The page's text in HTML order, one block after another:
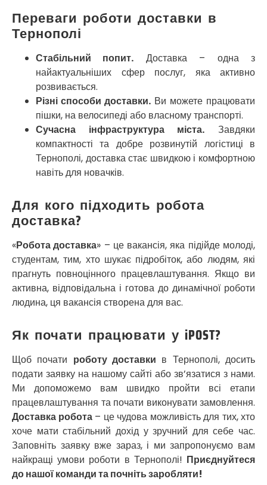
Переваги роботи доставки в
Тернополі
Стабільний попит. Доставка – одна з
найактуальніших сфер послуг, яка активно
розвивається.
Різні способи доставки. Ви можете працювати
пішки, на велосипеді або власному транспорті.
Сучасна інфраструктура міста. Завдяки
компактності та добре розвинутій логістиці в
Тернополі, доставка стає швидкою і комфортною
навіть для новачків.
Для кого підходить робота
доставка?
«Робота доставка» – це вакансія, яка підійде молоді,
студентам, тим, хто шукає підробіток, або людям, які
прагнуть повноцінного працевлаштування. Якщо ви
активна, відповідальна і готова до динамічної роботи
людина, ця вакансія створена для вас.
Як почати працювати у iPOST?
Щоб почати роботу доставки в Тернополі, досить
подати заявку на нашому сайті або зв’язатися з нами.
Ми допоможемо вам швидко пройти всі етапи
працевлаштування та почати виконувати замовлення.
Доставка робота– це чудова можливість для тих, хто
хоче мати стабільний дохід у зручний для себе час.
Заповніть заявку вже зараз, і ми запропонуємо вам
найкращі умови роботи в Тернополі! Приєднуйтеся
до нашої команди та почніть заробляти!
Погреби
Покров
Прилуки
Путивль
П’ятихатки
Роздільна
Решетилівка
Ромни
Рівне
Рудне
Щасливе
Шепетівка
Шостка
Шпола
Синельникове
Славута
Славутич
Слобожанське
Сміла
Сокільники
Старокостянтинів
Старі Петрівці
Стебник
Стоянка
Стрий
Суми
Світловодськ
Святопетрівське
Тальне